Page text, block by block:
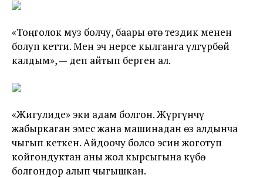
«Тоңголок муз болчу, баары өтө тездик менен
болуп кетти. Мен эч нерсе кылганга үлгүрбөй
калдым»,— деп айтып берген ал.
«Жигулиде» эки адам болгон. Жүргүнчү
жабыркаган эмес жана машинадан өз алдынча
чыгып кеткен. Айдоочу болсо эсин жоготуп
койгондуктан аны жол кырсыгына күбө
болгондор алып чыгышкан.